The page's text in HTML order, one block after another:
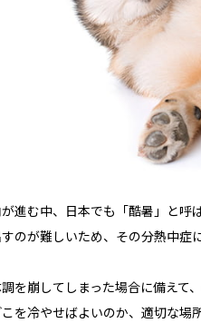
進む中、日本でも「酷暑」と
のが難しいため、その分熱中症
を崩してしまった場合に備え
を冷やせばよいのか、適切な場